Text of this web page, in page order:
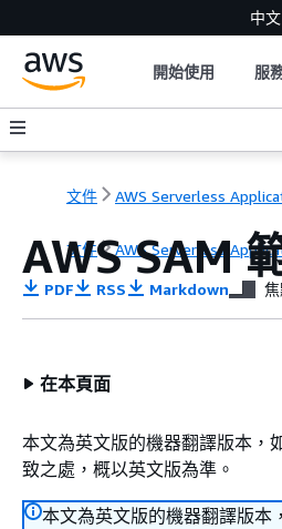
中
開始使用 服
文件 AWS Serverless
文件 AWS Serverless
AWS SAM
PDF RSS Markdown
在本頁面
本文為英文版的機器翻譯版本，
致之處，概以英文版為準。
本文為英文版的機器翻譯版本